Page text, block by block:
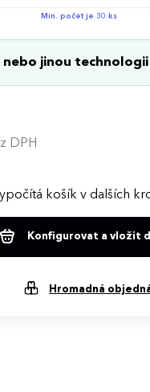
Min. počet je 30 ks
jinou
DPH
košík v dalších
Konfigurovat a vložit
Hromadná